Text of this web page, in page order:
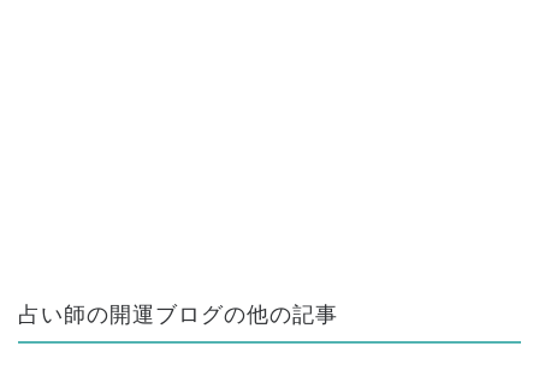
占い師の開運ブログの他の記事